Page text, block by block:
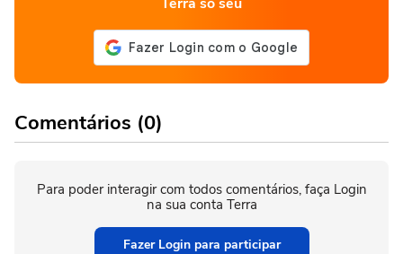
Comentários (0)
Para poder interagir com todos comentários, faça Login
na sua conta Terra
Fazer Login para participar